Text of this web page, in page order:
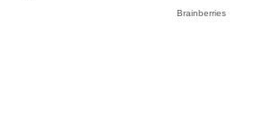
Brainberries